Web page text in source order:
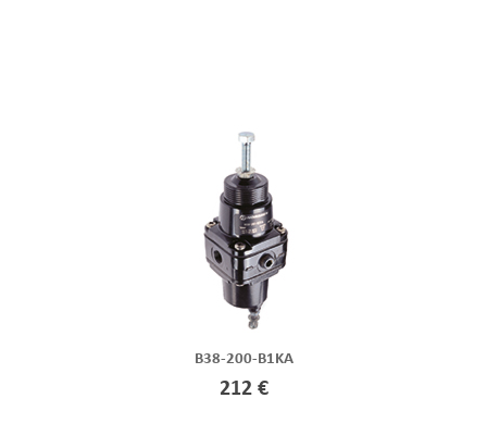
B38-200-B1KA
212 €